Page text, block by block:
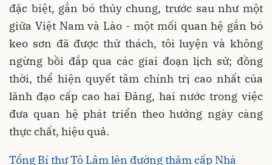
đặc biệt, gắn bó thủy chung, trước sau như một
giữa Việt Nam và Lào - một mối quan hệ gắn bó
keo sơn đã được thử thách, tôi luyện và không
ngừng bồi đắp qua các giai đoạn lịch sử; đồng
thời, thể hiện quyết tâm chính trị cao nhất của
lãnh đạo cấp cao hai Đảng, hai nước trong việc
đưa quan hệ phát triển theo hướng ngày càng
thực chất, hiệu quả.
Tổng Bí thư Tô Lâm lên đường thăm cấp Nhà